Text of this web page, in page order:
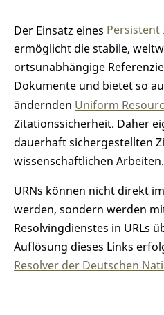
Der Einsatz eines Persistent
ermöglicht die stabile,
ortsunabhängige
Dokumente und bietet so
ändernden Uniform
Zitationssicherheit. Daher
dauerhaft sichergestellten
wissenschaftlichen Arbeiten.
URNs können nicht direkt
werden, sondern werden
Resolvingdienstes in URLs
Auflösung dieses Links
Resolver der Deutschen